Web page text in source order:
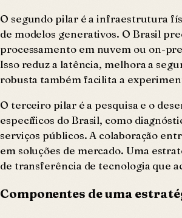
O segundo pilar é a infraestrutura
de modelos generativos. O Brasil
processamento em nuvem ou on-
Isso reduz a latência, melhora a
robusta também facilita a
O terceiro pilar é a pesquisa e o
específicos do Brasil, como
serviços públicos. A colaboração
em soluções de mercado. Uma
de transferência de tecnologia que
Componentes de uma